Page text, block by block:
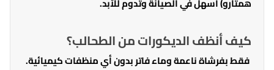
كيف أنظف الديكورات من الطحالب؟
فقط بفرشاة ناعمة وماء فاتر بدون أي منظفات كيميائية.